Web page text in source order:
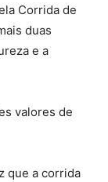
Corrida de
duas
e a
valores de
que a corrida